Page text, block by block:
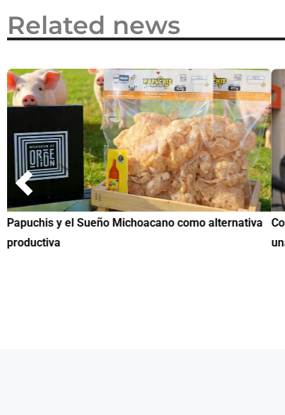
Related news
Papuchis y el Sueño Michoacano como alternativa
productiva